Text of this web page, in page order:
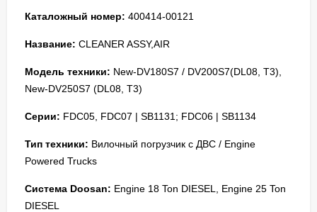
Каталожный номер: 400414-00121
Название: CLEANER ASSY,AIR
Модель техники: New-DV180S7 / DV200S7(DL08, T3),
New-DV250S7 (DL08, T3)
Серии: FDC05, FDC07 | SB1131; FDC06 | SB1134
Тип техники: Вилочный погрузчик с ДВС / Engine
Powered Trucks
Система Doosan: Engine 18 Ton DIESEL, Engine 25 Ton
DIESEL